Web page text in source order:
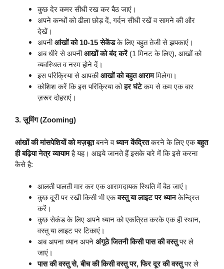
कुछ देर कमर सीधी रख कर बैठ जाएं।
अपने कन्धों को ढीला छोड़ दें, गर्दन सीधी रखें व सामने की और
देखें।
अपनीआंखों को 10-15 सेकेंडके लिए बहुत तेजी से झपकाएं।
अब धीरे से अपनीआखों को बंद करें(1 मिनट के लिए), आखों को
व्यवस्थित व नरम होने दें।
इस परिक्रिया से आपकीआखों को बहुत आराममिलेगा।
कोशिश करें कि इस परिक्रिया कोहर घंटेकम से कम एक बार
ज़रूर दोहराएं।
3. ज़ूमिंग (Zooming)
आंखों की मांसपेशियों को मज़बूतबनने वध्यान केंद्रितकरने के लिए एकबहुत
ही बढ़िया नेत्र व्यायामहै यह। आइये जानते हैं इसके बारे में कि इसे करना
कैसे है:
आलती पालती मार कर एक आरामदायक स्थिति में बैठ जाएं।
कुछ दूरी पर रखी किसी भी एकवस्तु या लाइट पर ध्यानकेन्द्रित
करें।
कुछ सेकंड के लिए अपने ध्यान को एकत्रित करके एक ही स्थान,
वस्तु या लाइट पर टिकाएं।
अब अपना ध्यान अपने अंगूठे जितनी किसी पास की वस्तुपर ले
जाएं।
पास की वस्तु से, बीच की किसी वस्तु पर, फिर दूर की वस्तुपर ले